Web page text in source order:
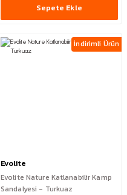
Sepete Ekle
İndirimli Ürün
Evolite
Evolite Nature Katlanabilir Kamp
Sandalyesi - Turkuaz